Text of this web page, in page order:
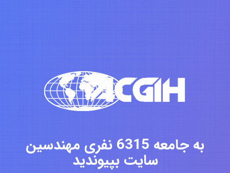
به جامعه 6315 نفری مهندسین
سایت بپیوندید